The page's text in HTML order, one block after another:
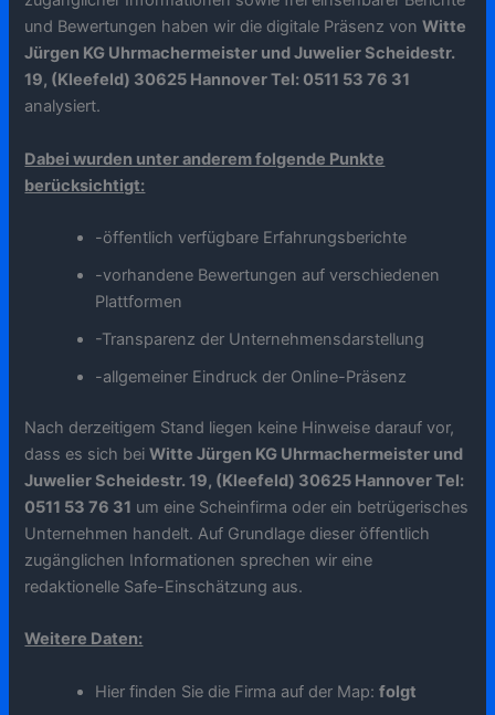
und Bewertungen haben wir die digitale Präsenz vonWitte
Jürgen KG Uhrmachermeister und Juwelier Scheidestr.
19, (Kleefeld) 30625 Hannover Tel: 0511 53 76 31
analysiert.
Dabei wurden unter anderem folgende Punkte
berücksichtigt:
-öffentlich verfügbare Erfahrungsberichte
-vorhandene Bewertungen auf verschiedenen
Plattformen
-Transparenz der Unternehmensdarstellung
-allgemeiner Eindruck der Online-Präsenz
Nach derzeitigem Stand liegen keine Hinweise darauf vor,
dass es sich beiWitte Jürgen KG Uhrmachermeister und
Juwelier Scheidestr. 19, (Kleefeld) 30625 Hannover Tel:
0511 53 76 31 um eine Scheinfirma oder ein betrügerisches
Unternehmen handelt. Auf Grundlage dieser öffentlich
zugänglichen Informationen sprechen wir eine
redaktionelle Safe-Einschätzung aus.
Weitere Daten:
Hier finden Sie die Firma auf der Map:folgt